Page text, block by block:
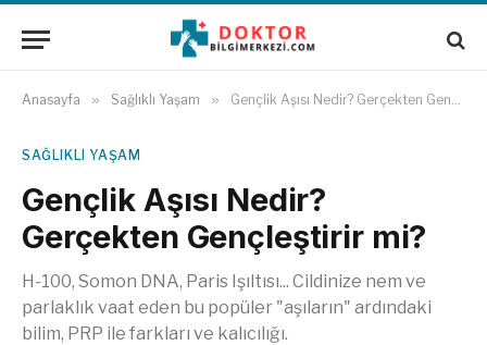
Anasayfa » Sağlıklı Yaşam » Gençlik Aşısı Nedir? Gerçekten Gençleştirir mi?
SAĞLIKLI YAŞAM
Gençlik Aşısı Nedir?
Gerçekten Gençleştirir mi?
H-100, Somon DNA, Paris Işıltısı... Cildinize nem ve
parlaklık vaat eden bu popüler "aşıların" ardındaki
bilim, PRP ile farkları ve kalıcılığı.